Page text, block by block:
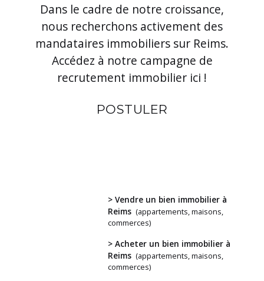
Dans le cadre de notre croissance,
nous recherchons activement des
mandataires immobiliers sur Reims.
Accédez à notre campagne de
recrutement immobilier ici !
POSTULER
> Vendre un bien immobilier à
Reims (appartements, maisons,
commerces)
> Acheter un bien immobilier à
Reims (appartements, maisons,
commerces)